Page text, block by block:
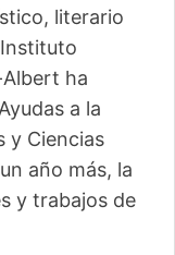
literario
ha
a la
y Ciencias
año más, la
y trabajos de